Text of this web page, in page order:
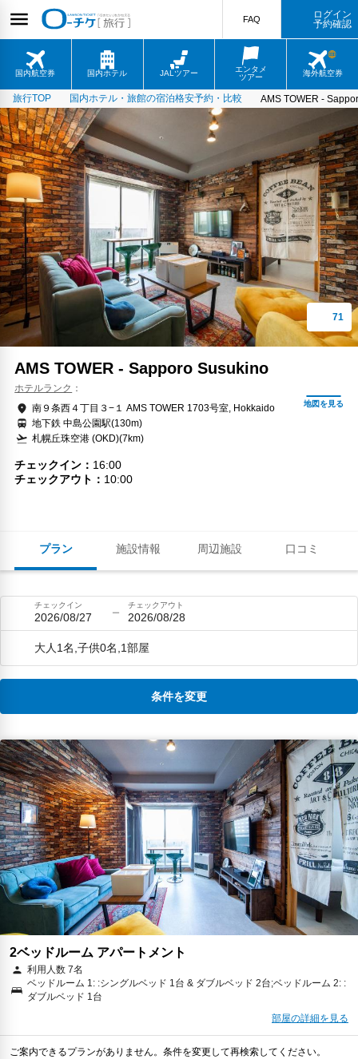
国内航空券 国内ホテル JALツアー
エンタメ
ツアー
海外航空券
FAQ
ログイン
予約確認
旅行TOP 国内ホテル・旅館の宿泊格安予約・比較 AMS TOWER -
プラン 施設情報 周辺施設 口コミ
AMS TOWER - Sapporo Susukino
ホテルランク
南９条西４丁目３−１ AMS TOWER 1703号室, Hokkaido
地下鉄 中島公園駅(130m)
札幌丘珠空港 (OKD)(7km)
チェックイン
16:00
チェックアウト
10:00
チェックイン
2026/08/27
チェックアウト
2026/08/28
大人1名,子供0名,1部屋
条件を変更
2ベッドルーム アパートメント
利用人数 7名
ベッドルーム 1: :シングルベッド 1台 & ダブルベッド 2台;ベッドルーム 2: :
ダブルベッド 1台
部屋の詳細を見る
ご案内できるプランがありません。条件を変更して再検索してください。